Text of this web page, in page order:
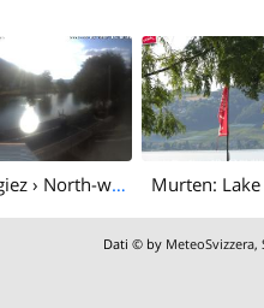
Sugiez › North-west: Canal de la Broye
Dati © by MeteoSvizzera,